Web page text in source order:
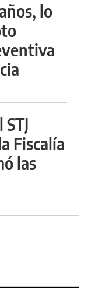
lo
Fiscalía
las